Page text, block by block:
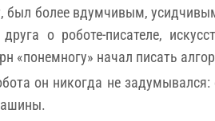
был более вдумчивым,
о роботе-писателе,
«понемногу» начал писать
он никогда не